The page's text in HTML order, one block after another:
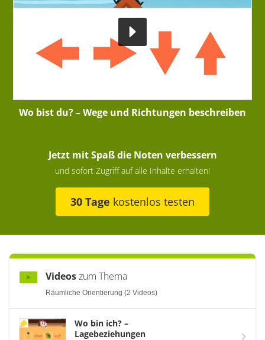
Wo bist du? – Wege und Richtungen beschreiben
Jetzt mit Spaß die Noten verbessern
und sofort Zugriff auf alle Inhalte erhalten!
30 Tage kostenlos testen
Videoszum Thema
Räumliche Orientierung (2 Videos)
Wo bin ich? –
Lagebeziehungen